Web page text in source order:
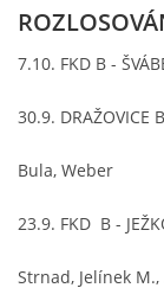
NÁBOR
FKD B
7.10. FKD B -
30.9. DRAŽOVICE
Bula, Weber
23.9. FKD B -
Strnad, Jelínek